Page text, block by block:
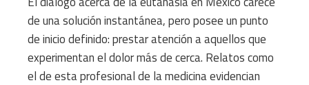
de una solución instantánea, pero posee un punto
de inicio definido: prestar atención a aquellos que
experimentan el dolor más de cerca. Relatos como
el de esta profesional de la medicina evidencian